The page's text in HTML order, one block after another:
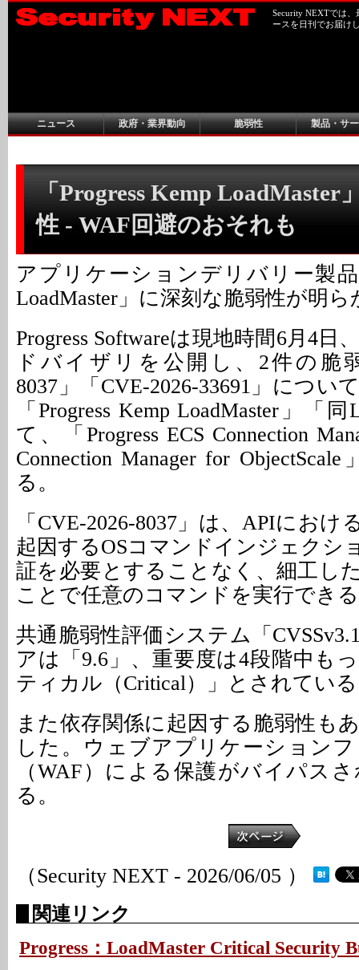
Security NEXTでは
ースを日刊でお届け
ニュース 政府・業界動向 脆弱性 製品・サ
「Progress Kemp LoadMaster
性 - WAF回避のおそれも
アプリケーションデリバリー製品
LoadMaster」に深刻な脆弱性が明
Progress Softwareは現地時間6月4日
ドバイザリを公開し、2件の脆
8037」「CVE-2026-33691」につい
「Progress Kemp LoadMaster」「
て、「Progress ECS Connection
Connection Manager for
る。
「CVE-2026-8037」は、APIにおけ
起因するOSコマンドインジェクシ
証を必要とすることなく、細工し
ことで任意のコマンドを実行でき
共通脆弱性評価システム「
アは「9.6」、重要度は4段階中も
ティカル（Critical）」とされてい
また依存関係に起因する脆弱性も
した。ウェブアプリケーション
（WAF）による保護がバイパス
る。
（Security NEXT - 2026/06/05 ）
関連リンク
Progress：LoadMaster Critical Security